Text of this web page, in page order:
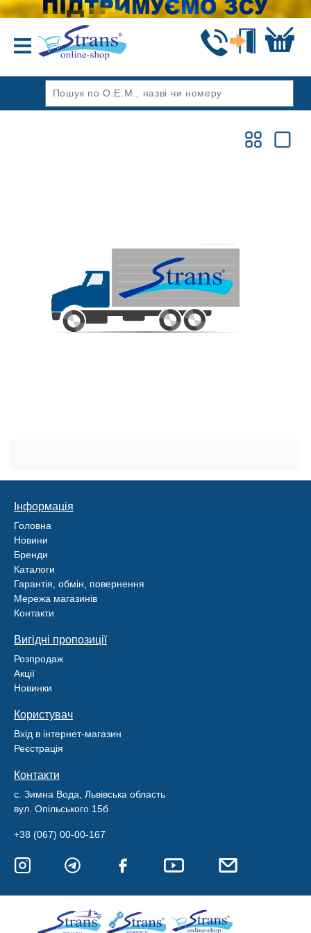
Інформація
Головна
Новини
Бренди
Каталоги
Гарантія, обмін, повернення
Мережа магазинів
Контакти
Вигідні пропозиції
Розпродаж
Акції
Новинки
Користувач
Вхід в інтернет-магазин
Реєстрація
Контакти
с. Зимна Вода, Львівська область
вул. Опільського 15б
+38 (067) 00-00-167